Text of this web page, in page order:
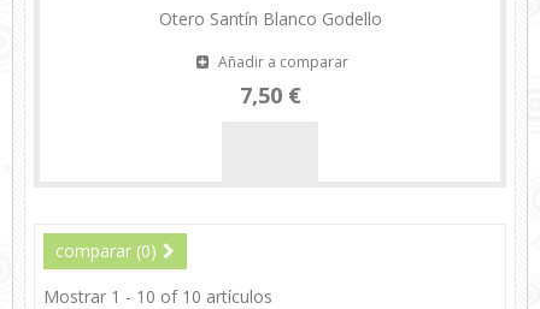
Otero Santín Blanco Godello
Añadir a comparar
7,50 €
comparar (0)
Mostrar 1 - 10 of 10 artículos